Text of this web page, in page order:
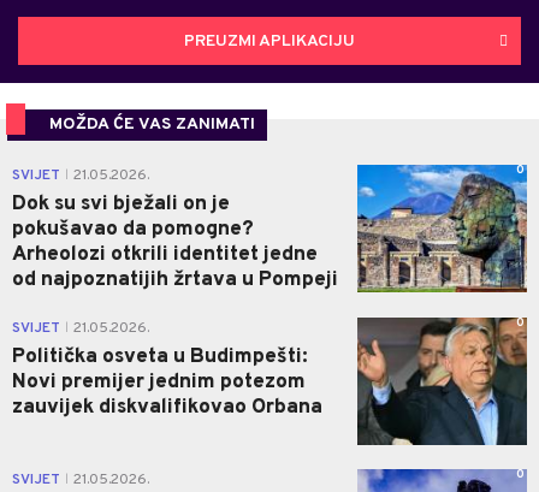
PREUZMI APLIKACIJU
MOŽDA ĆE VAS ZANIMATI
SVIJET 21.05.2026.
Dok su svi bježali on je
pokušavao da pomogne?
Arheolozi otkrili identitet jedne
od najpoznatijih žrtava u Pompeji
0
SVIJET 21.05.2026.
Politička osveta u Budimpešti:
Novi premijer jednim potezom
zauvijek diskvalifikovao Orbana
0
SVIJET 21.05.2026. 0